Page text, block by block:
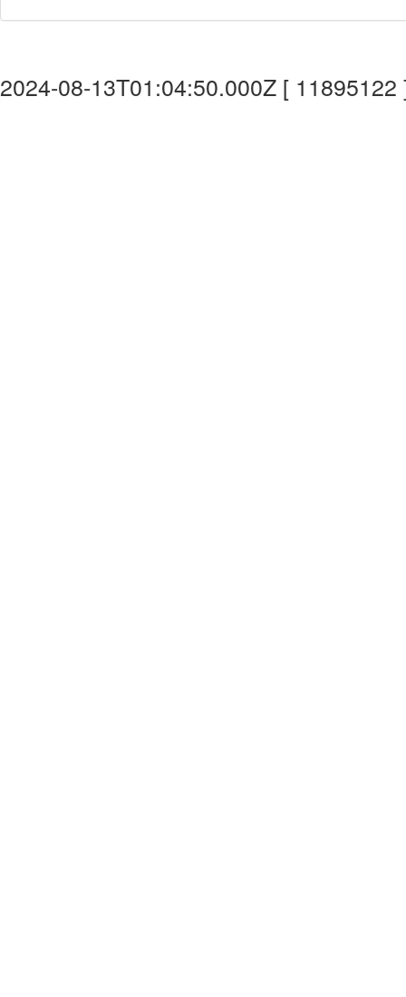
2024-08-13T01:04:50.000Z [ 11895122